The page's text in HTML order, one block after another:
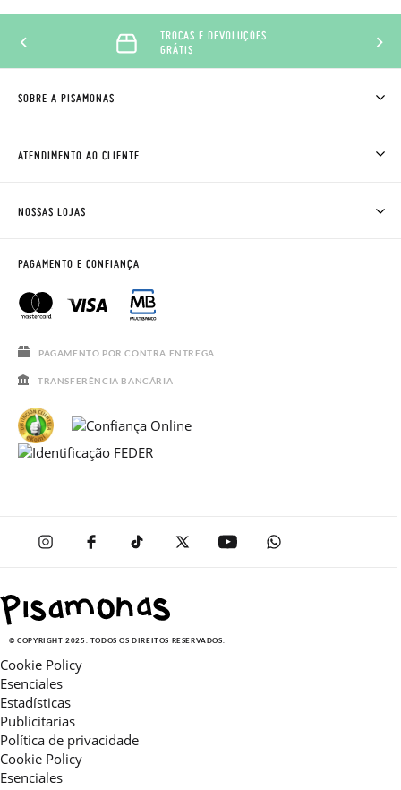
TROCAS E DEVOLUÇÕES
GRÁTIS
SOBRE A PISAMONAS
AVISO LEGAL, PRIVACIDADE E COOKIES
SALDOS
ATENDIMENTO AO CLIENTE
HORÁRIO
PERGUNTAS FREQUENTES
NOSSAS LOJAS
PAGAMENTO E CONFIANÇA
PAGAMENTO POR CONTRA ENTREGA
TRANSFERÊNCIA BANCÁRIA
© COPYRIGHT 2025. TODOS OS DIREITOS RESERVADOS.
Cookie Policy
Esenciales
Estadísticas
Publicitarias
Política de privacidade
Cookie Policy
Esenciales